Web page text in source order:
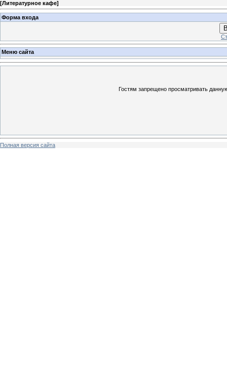
[Литературное кафе]
Форма входа
Меню сайта
Гостям запрещено просматривать
Полная версия сайта